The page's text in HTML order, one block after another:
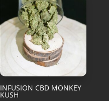
INFUSION CBD MONKEY
KUSH